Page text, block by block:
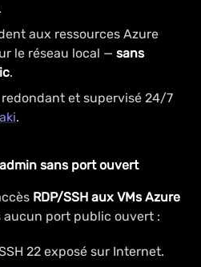
aux ressources Azure
le réseau local — sans
.
et supervisé 24/7
.
sans port ouvert
RDP/SSH aux VMs Azure
aucun port public ouvert :
22 exposé sur Internet.